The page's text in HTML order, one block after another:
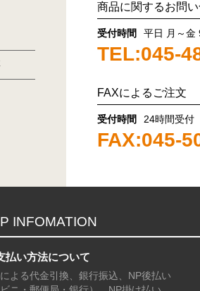
商品に関するお問
受付時間 平日 月～金
TEL:045-
FAXによるご注文
受付時間 24時間受付
FAX:045-
INFOMATION
払い方法について
よる代金引換、銀行振込、NP後払い